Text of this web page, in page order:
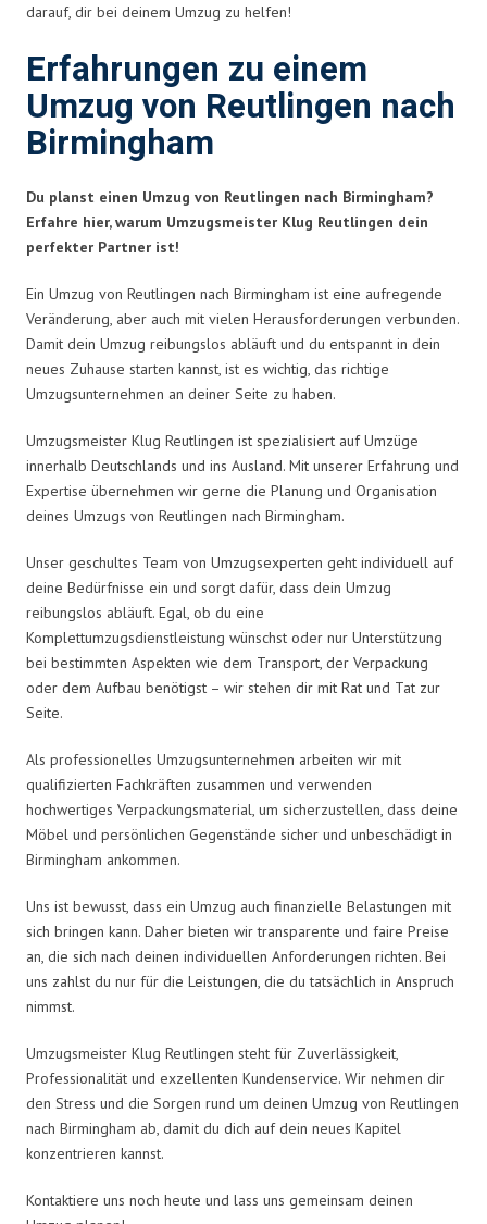
darauf, dir bei deinem Umzug zu helfen!
Erfahrungen zu einem
Umzug von Reutlingen nach
Birmingham
Du planst einen Umzug von Reutlingen nach Birmingham?
Erfahre hier, warum Umzugsmeister Klug Reutlingen dein
perfekter Partner ist!
Ein Umzug von Reutlingen nach Birmingham ist eine aufregende
Veränderung, aber auch mit vielen Herausforderungen verbunden.
Damit dein Umzug reibungslos abläuft und du entspannt in dein
neues Zuhause starten kannst, ist es wichtig, das richtige
Umzugsunternehmen an deiner Seite zu haben.
Umzugsmeister Klug Reutlingen ist spezialisiert auf Umzüge
innerhalb Deutschlands und ins Ausland. Mit unserer Erfahrung und
Expertise übernehmen wir gerne die Planung und Organisation
deines Umzugs von Reutlingen nach Birmingham.
Unser geschultes Team von Umzugsexperten geht individuell auf
deine Bedürfnisse ein und sorgt dafür, dass dein Umzug
reibungslos abläuft. Egal, ob du eine
Komplettumzugsdienstleistung wünschst oder nur Unterstützung
bei bestimmten Aspekten wie dem Transport, der Verpackung
oder dem Aufbau benötigst – wir stehen dir mit Rat und Tat zur
Seite.
Als professionelles Umzugsunternehmen arbeiten wir mit
qualifizierten Fachkräften zusammen und verwenden
hochwertiges Verpackungsmaterial, um sicherzustellen, dass deine
Möbel und persönlichen Gegenstände sicher und unbeschädigt in
Birmingham ankommen.
Uns ist bewusst, dass ein Umzug auch finanzielle Belastungen mit
sich bringen kann. Daher bieten wir transparente und faire Preise
an, die sich nach deinen individuellen Anforderungen richten. Bei
uns zahlst du nur für die Leistungen, die du tatsächlich in Anspruch
nimmst.
Umzugsmeister Klug Reutlingen steht für Zuverlässigkeit,
Professionalität und exzellenten Kundenservice. Wir nehmen dir
den Stress und die Sorgen rund um deinen Umzug von Reutlingen
nach Birmingham ab, damit du dich auf dein neues Kapitel
konzentrieren kannst.
Kontaktiere uns noch heute und lass uns gemeinsam deinen